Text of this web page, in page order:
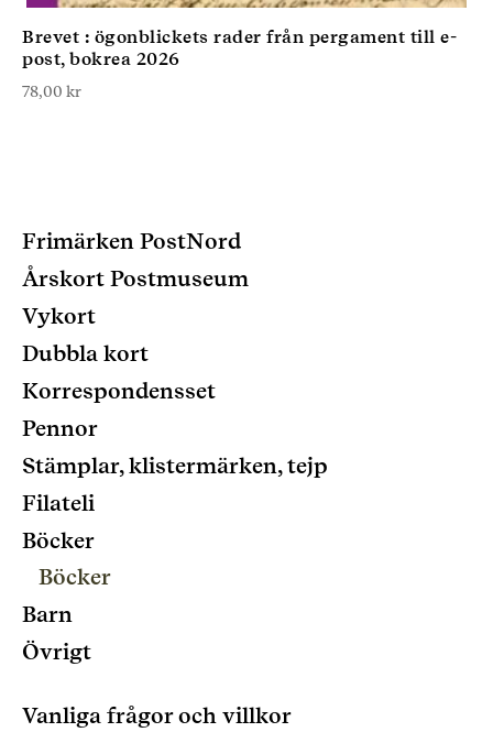
Brevet : ögonblickets rader från pergament till e-
post, bokrea 2026
78,00 kr
Frimärken PostNord
Årskort Postmuseum
Vykort
Dubbla kort
Korrespondensset
Pennor
Stämplar, klistermärken, tejp
Filateli
Böcker
Böcker
Barn
Övrigt
Vanliga frågor och villkor